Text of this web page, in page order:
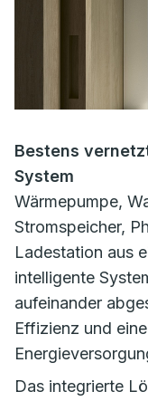
Bestens
System
Wärmepumpe,
Stromspeicher,
Ladestation aus
intelligente
aufeinander
Effizienz und
Das integrierte